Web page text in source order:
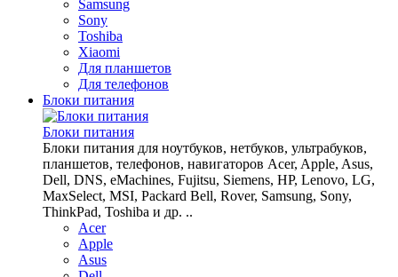
Samsung
Sony
Toshiba
Xiaomi
Для планшетов
Для телефонов
Блоки питания
Блоки питания
Блоки питания для ноутбуков, нетбуков, ультрабуков,
планшетов, телефонов, навигаторов Acer, Apple, Asus,
Dell, DNS, eMachines, Fujitsu, Siemens, HP, Lenovo, LG,
MaxSelect, MSI, Packard Bell, Rover, Samsung, Sony,
ThinkPad, Toshiba и др. ..
Acer
Apple
Asus